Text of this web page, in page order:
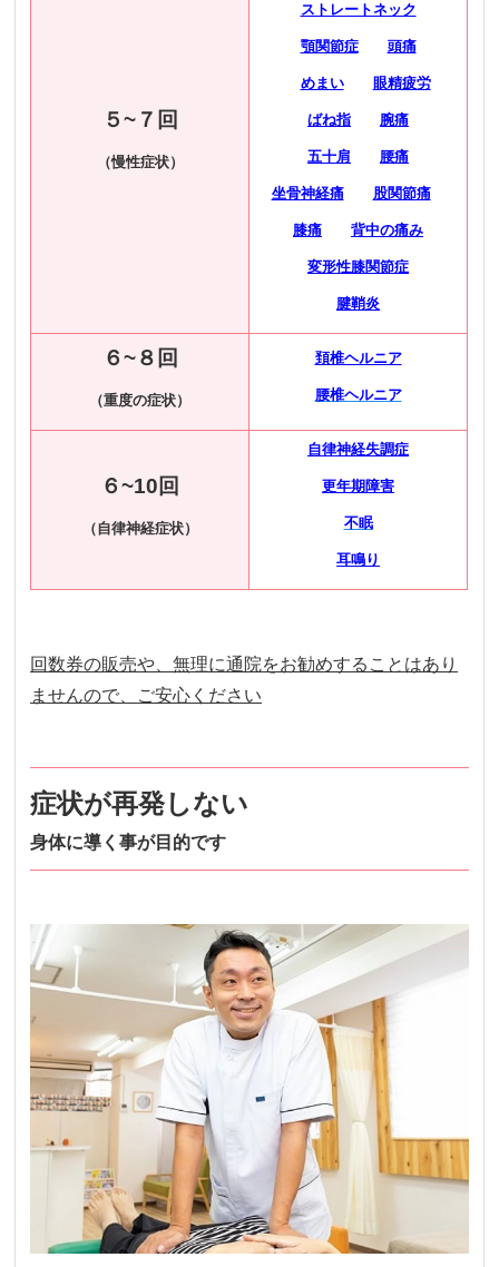
５~７回
（慢性症状）
ストレートネック
顎関節症 頭痛
めまい 眼精疲労
ばね指 腕痛
五十肩 腰痛
坐骨神経痛 股関節痛
膝痛 背中の痛み
変形性膝関節症
腱鞘炎
６~８回
（重度の症状）
頚椎ヘルニア
腰椎ヘルニア
６~10回
（自律神経症状）
自律神経失調症
更年期障害
不眠
耳鳴り
回数券の販売や、無理に通院をお勧めすることはあり
ませんので、ご安心ください
症状が再発しない
身体に導く事が目的です